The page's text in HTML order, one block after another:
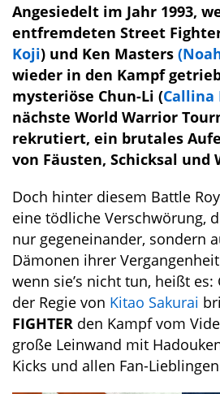
Angesiedelt im Jahr 1993,
entfremdeten Street
Koji) und Ken Masters
wieder in den Kampf
mysteriöse Chun-Li (Callina
nächste World Warrior
rekrutiert, ein brutales
von Fäusten, Schicksal und
Doch hinter diesem Battle
eine tödliche Verschwörung,
nur gegeneinander, sondern
Dämonen ihrer
wenn sie’s nicht tun, heißt es:
der Regie von Kitao Sakurai
FIGHTER den Kampf vom
große Leinwand mit
Kicks und allen Fan-